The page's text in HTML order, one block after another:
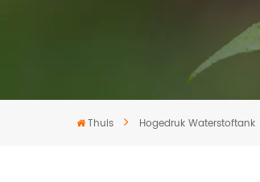
Thuis Hogedruk Waterstoftank